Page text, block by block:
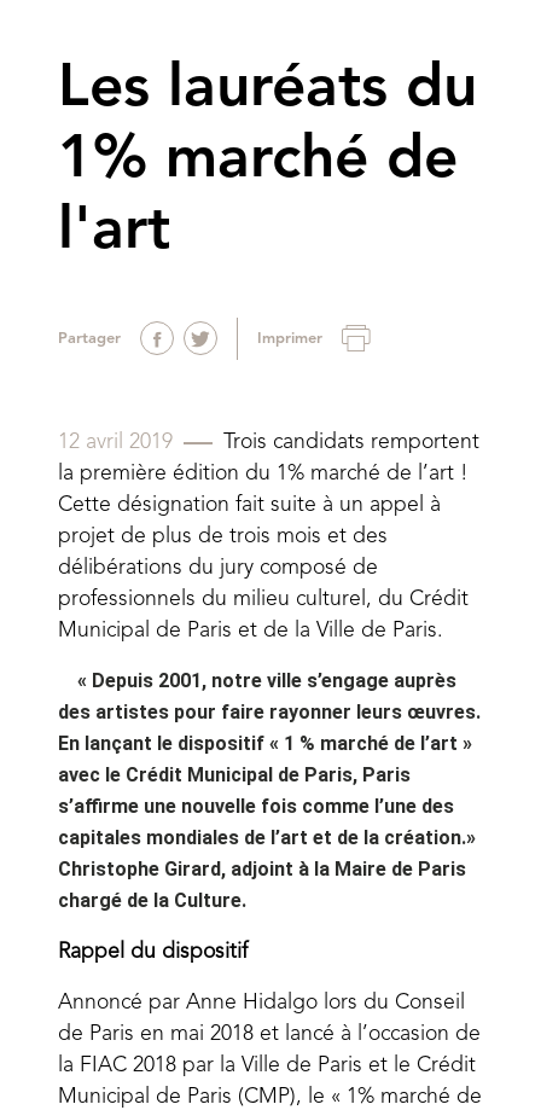
Les lauréats du
1% marché de
l'art
Partager Imprimer
12 avril 2019
Trois candidats remportent
la première édition du 1% marché de l’art !
Cette désignation fait suite à un appel à
projet de plus de trois mois et des
délibérations du jury composé de
professionnels du milieu culturel, du Crédit
Municipal de Paris et de la Ville de Paris.
« Depuis 2001, notre ville s’engage auprès
des artistes pour faire rayonner leurs œuvres.
En lançant le dispositif « 1 % marché de l’art »
avec le Crédit Municipal de Paris, Paris
s’affirme une nouvelle fois comme l’une des
capitales mondiales de l’art et de la création.»
Christophe Girard, adjoint à la Maire de Paris
chargé de la Culture.
Rappel du dispositif
Annoncé par Anne Hidalgo lors du Conseil
de Paris en mai 2018 et lancé à l’occasion de
la FIAC 2018 par la Ville de Paris et le Crédit
Municipal de Paris (CMP), le « 1% marché de